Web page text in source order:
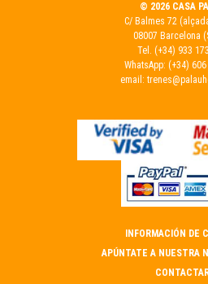
© 2026 CASA
C/ Balmes 72
08007 Barcelona
Tel. (+34) 933
WhatsApp: (+34)
email:
INFORMACIÓN DE
APÚNTATE A NUESTRA